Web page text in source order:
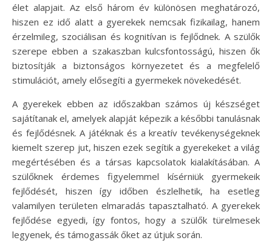
élet alapjait. Az első három év különösen meghatározó,
hiszen ez idő alatt a gyerekek nemcsak fizikailag, hanem
érzelmileg, szociálisan és kognitívan is fejlődnek. A szülők
szerepe ebben a szakaszban kulcsfontosságú, hiszen ők
biztosítják a biztonságos környezetet és a megfelelő
stimulációt, amely elősegíti a gyermekek növekedését.
A gyerekek ebben az időszakban számos új készséget
sajátítanak el, amelyek alapját képezik a későbbi tanulásnak
és fejlődésnek. A játéknak és a kreatív tevékenységeknek
kiemelt szerep jut, hiszen ezek segítik a gyerekeket a világ
megértésében és a társas kapcsolatok kialakításában. A
szülőknek érdemes figyelemmel kísérniük gyermekeik
fejlődését, hiszen így időben észlelhetik, ha esetleg
valamilyen területen elmaradás tapasztalható. A gyerekek
fejlődése egyedi, így fontos, hogy a szülők türelmesek
legyenek, és támogassák őket az útjuk során.